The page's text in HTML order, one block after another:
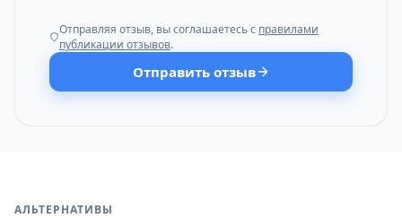
Отправляя отзыв, вы соглашаетесь с правилами
публикации отзывов.
Отправить отзыв
АЛЬТЕРНАТИВЫ